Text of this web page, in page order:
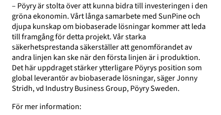
– Pöyry är stolta över att kunna bidra till investeringen i den
gröna ekonomin. Vårt långa samarbete med SunPine och
djupa kunskap om biobaserade lösningar kommer att leda
till framgång för detta projekt. Vår starka
säkerhetsprestanda säkerställer att genomförandet av
andra linjen kan ske när den första linjen är i produktion.
Det här uppdraget stärker ytterligare Pöyrys position som
global leverantör av biobaserade lösningar, säger Jonny
Stridh, vd Industry Business Group, Pöyry Sweden.
För mer information: